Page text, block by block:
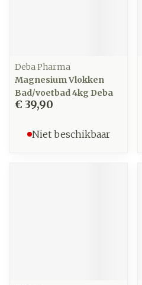
Deba Pharma
Magnesium Vlokken
Bad/voetbad 4kg Deba
€ 39,90
Niet beschikbaar